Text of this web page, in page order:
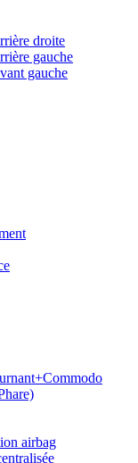
droite
gauche
gauche
airbag